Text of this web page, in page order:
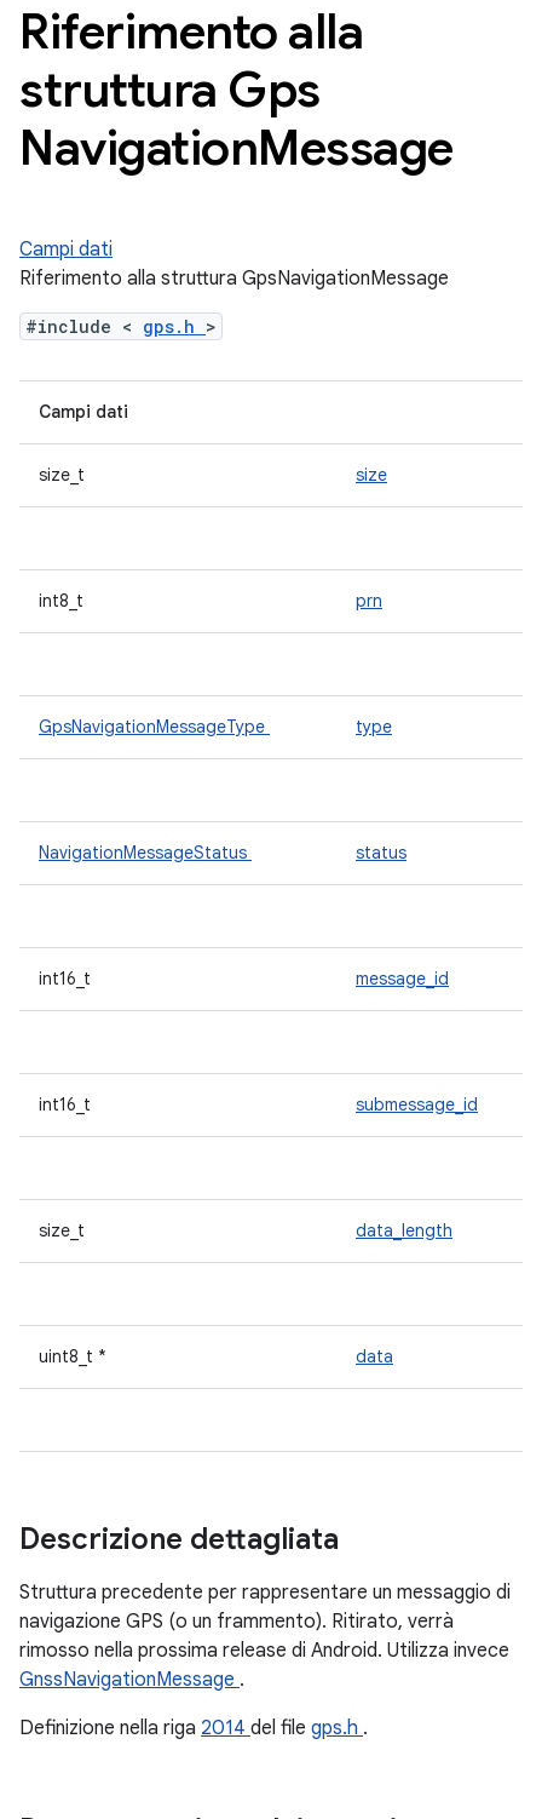
Riferimento alla
struttura Gps
NavigationMessage
Campi dati
Riferimento alla struttura GpsNavigationMessage
#include < gps.h >
Campi dati
size_t size
int8_t prn
GpsNavigationMessageType type
NavigationMessageStatus status
int16_t message_id
int16_t submessage_id
size_t data_length
uint8_t * data
Descrizione dettagliata
Struttura precedente per rappresentare un messaggio di
navigazione GPS (o un frammento). Ritirato, verrà
rimosso nella prossima release di Android. Utilizza invece
GnssNavigationMessage .
Definizione nella riga 2014 del file gps.h .